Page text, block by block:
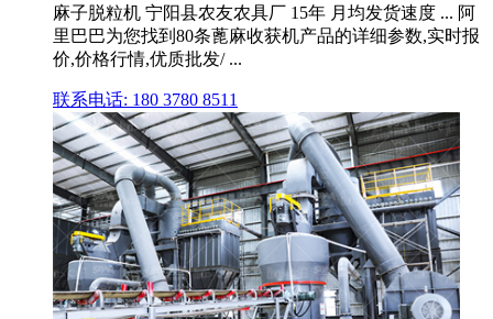
麻子脱粒机 宁阳县农友农具厂 15年 月均发货速度 ... 阿
里巴巴为您找到80条蓖麻收获机产品的详细参数,实时报
价,价格行情,优质批发/ ...
联系电话: 180 3780 8511